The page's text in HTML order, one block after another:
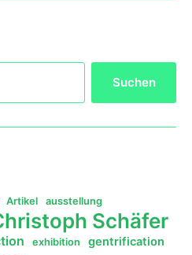
Artikel ausstellung
Schäfer
exhibition gentrification